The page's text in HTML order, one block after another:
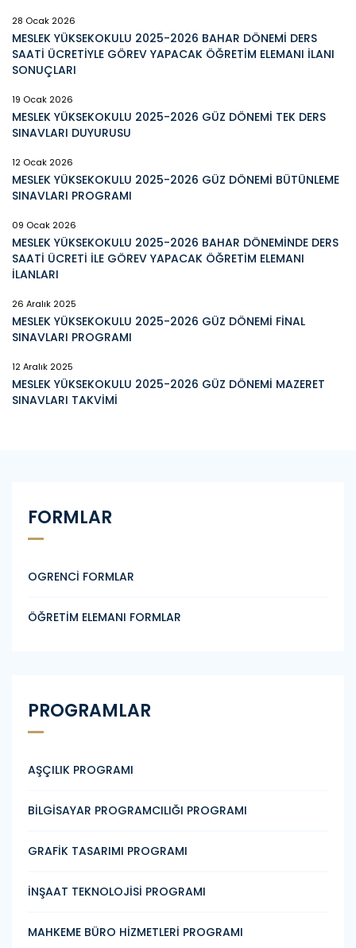
28 Ocak 2026
MESLEK YÜKSEKOKULU 2025-2026 BAHAR DÖNEMİ DERS
SAATİ ÜCRETİYLE GÖREV YAPACAK ÖĞRETİM ELEMANI İLANI
SONUÇLARI
19 Ocak 2026
MESLEK YÜKSEKOKULU 2025-2026 GÜZ DÖNEMİ TEK DERS
SINAVLARI DUYURUSU
12 Ocak 2026
MESLEK YÜKSEKOKULU 2025-2026 GÜZ DÖNEMİ BÜTÜNLEME
SINAVLARI PROGRAMI
09 Ocak 2026
MESLEK YÜKSEKOKULU 2025-2026 BAHAR DÖNEMİNDE DERS
SAATİ ÜCRETİ İLE GÖREV YAPACAK ÖĞRETİM ELEMANI
İLANLARI
26 Aralık 2025
MESLEK YÜKSEKOKULU 2025-2026 GÜZ DÖNEMİ FİNAL
SINAVLARI PROGRAMI
12 Aralık 2025
MESLEK YÜKSEKOKULU 2025-2026 GÜZ DÖNEMİ MAZERET
SINAVLARI TAKVİMİ
FORMLAR
OGRENCİ FORMLAR
ÖĞRETİM ELEMANI FORMLAR
PROGRAMLAR
AŞÇILIK PROGRAMI
BİLGİSAYAR PROGRAMCILIĞI PROGRAMI
GRAFİK TASARIMI PROGRAMI
İNŞAAT TEKNOLOJİSİ PROGRAMI
MAHKEME BÜRO HİZMETLERİ PROGRAMI